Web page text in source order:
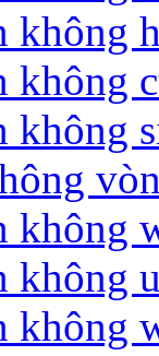
không
không
không
không
không
không